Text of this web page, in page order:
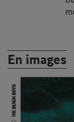
En images